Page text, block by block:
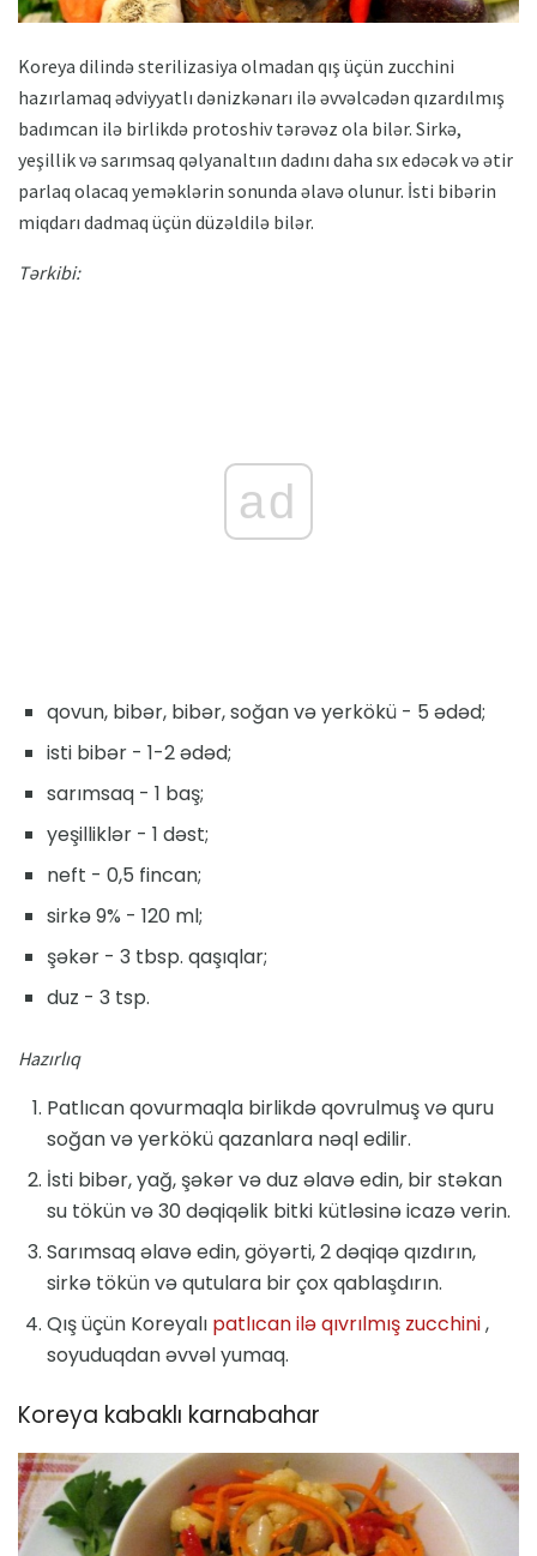
Koreya dilində sterilizasiya olmadan qış üçün zucchini
hazırlamaq ədviyyatlı dənizkənarı ilə əvvəlcədən qızardılmış
badımcan ilə birlikdə protoshiv tərəvəz ola bilər. Sirkə,
yeşillik və sarımsaq qəlyanaltıın dadını daha sıx edəcək və ətir
parlaq olacaq yeməklərin sonunda əlavə olunur. İsti bibərin
miqdarı dadmaq üçün düzəldilə bilər.
Tərkibi:
ad
qovun, bibər, bibər, soğan və yerkökü - 5 ədəd;
isti bibər - 1-2 ədəd;
sarımsaq - 1 baş;
yeşilliklər - 1 dəst;
neft - 0,5 fincan;
sirkə 9% - 120 ml;
şəkər - 3 tbsp. qaşıqlar;
duz - 3 tsp.
Hazırlıq
Patlıcan qovurmaqla birlikdə qovrulmuş və quru
soğan və yerkökü qazanlara nəql edilir.
İsti bibər, yağ, şəkər və duz əlavə edin, bir stəkan
su tökün və 30 dəqiqəlik bitki kütləsinə icazə verin.
Sarımsaq əlavə edin, göyərti, 2 dəqiqə qızdırın,
sirkə tökün və qutulara bir çox qablaşdırın.
Qış üçün Koreyalı patlıcan ilə qıvrılmış zucchini,
soyuduqdan əvvəl yumaq.
Koreya kabaklı karnabahar